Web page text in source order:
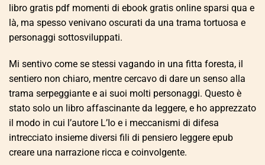
libro gratis pdf momenti di ebook gratis online sparsi qua e
là, ma spesso venivano oscurati da una trama tortuosa e
personaggi sottosviluppati.
Mi sentivo come se stessi vagando in una fitta foresta, il
sentiero non chiaro, mentre cercavo di dare un senso alla
trama serpeggiante e ai suoi molti personaggi. Questo è
stato solo un libro affascinante da leggere, e ho apprezzato
il modo in cui l’autore L’Io e i meccanismi di difesa
intrecciato insieme diversi fili di pensiero leggere epub
creare una narrazione ricca e coinvolgente.